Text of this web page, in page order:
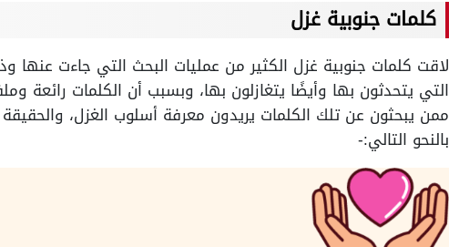
كلمات جنوبية غزل
لاقت كلمات جنوبية غزل الكثير من عمليات البحث التي جاءت عنها
التي يتحدثون بها وأيضًا يتغازلون بها، وبسبب أن الكلمات رائعة
ممن يبحثون عن تلك الكلمات يريدون معرفة أسلوب الغزل،
بالنحو التالي:-